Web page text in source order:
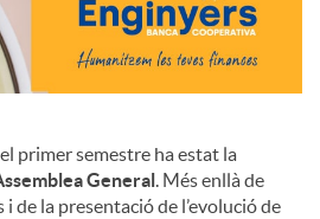
primer semestre ha estat la
General . Més enllà de
i de la presentació de l’evolució de